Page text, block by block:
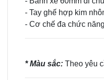
- Tay ghế hợp kim
- Cơ chế đa chức
* Màu sắc: Theo yêu